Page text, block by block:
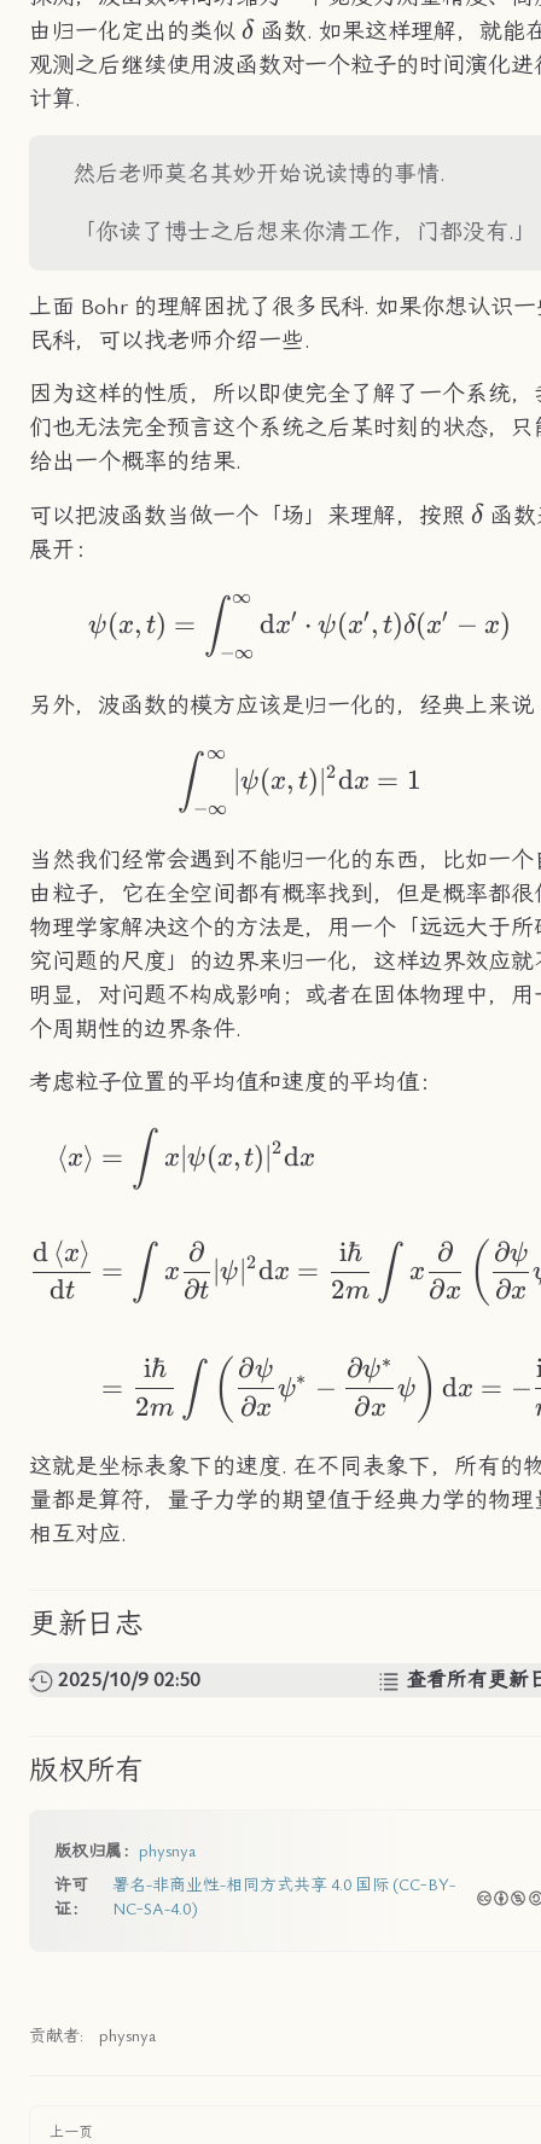
由归一化定出的类似 \delta
δ函数. 如果这样理解，就能
观测之后继续使用波函数对一个粒子的时间演化进
计算.
然后老师莫名其妙开始说读博的事情.
「你读了博士之后想来你清工作，门都没有.」
上面 Bohr 的理解困扰了很多民科. 如果你想认识一
民科，可以找老师介绍一些.
因为这样的性质，所以即使完全了解了一个系统，
们也无法完全预言这个系统之后某时刻的状态，只
给出一个概率的结果.
可以把波函数当做一个「场」来理解，按照 δ函数
展开：
\psi(x,t)=\int_{-
ψ(x, t) = ∫−∞
∞
dx′ ⋅ ψ(x′, t)δ(x′ − x)
另外，波函数的模方应该是归一化的，经典上来说
\int_{-
∫−∞
∞
∣ψ(x, t) 2dx = 1
当然我们经常会遇到不能归一化的东西，比如一个
由粒子，它在全空间都有概率找到，但是概率都很
物理学家解决这个的方法是，用一个「远远大于所
究问题的尺度」的边界来归一化，这样边界效应就
明显，对问题不构成影响；或者在固体物理中，用
个周期性的边界条件.
考虑粒子位置的平均值和速度的平均值：
⟨x⟩
dt
d ⟨x⟩
= ∫ x∣ψ(x, t)∣2dx
= ∫ x
∂t
∂
∣ψ ∣2dx =
2m
iℏ ∫ x
∂x
∂ ( ∂x
∂ψ
=
2m
iℏ ∫ ( ∂x
∂ψ
ψ∗ −
∂x
∂ψ∗
ψ ) dx = −
这就是坐标表象下的速度. 在不同表象下，所有的
量都是算符，量子力学的期望值于经典力学的物理
相互对应.
更新日志
2025/10/9 02:50 查看所有更新
版权所有
版权归属： physnya
许可
证：
署名-非商业性-相同方式共享 4.0 国际 (CC-BY-
NC-SA-4.0)
贡献者: physnya
上一页